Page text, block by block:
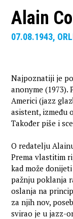
Alain
07.08.1943,
Najpoznatiji je
anonyme
Americi (jazz
asistent, između
Također piše i
O redatelju
Prema vlastitim
kad može
pažnju poklanja
oslanja na
za njih nov,
svirao je u jazz-